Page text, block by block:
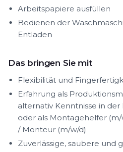
Arbeitspapiere ausfüllen
Bedienen der
Entladen
Das bringen Sie mit
Flexibilität und
Erfahrung als
alternativ Kenntnisse in
oder als Montagehelfer
/ Monteur (m/w/d)
Zuverlässige, saubere und